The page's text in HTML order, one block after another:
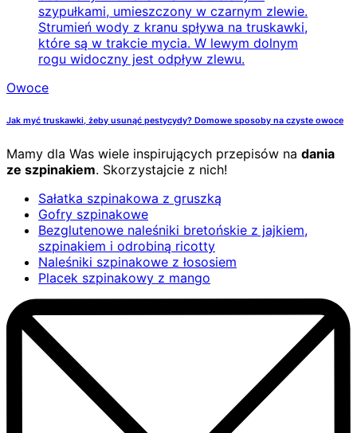
Owoce
Jak myć truskawki, żeby usunąć pestycydy? Domowe sposoby na czyste owoce
Mamy dla Was wiele inspirujących przepisów na dania
ze szpinakiem. Skorzystajcie z nich!
Sałatka szpinakowa z gruszką
Gofry szpinakowe
Bezglutenowe naleśniki bretońskie z jajkiem,
szpinakiem i odrobiną ricotty
Naleśniki szpinakowe z łososiem
Placek szpinakowy z mango